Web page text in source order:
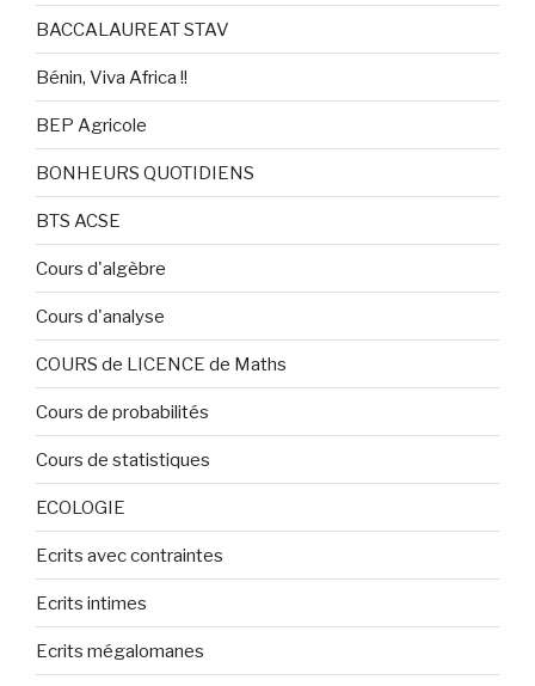
BACCALAUREAT STAV
Bénin, Viva Africa !!
BEP Agricole
BONHEURS QUOTIDIENS
BTS ACSE
Cours d'algèbre
Cours d'analyse
COURS de LICENCE de Maths
Cours de probabilités
Cours de statistiques
ECOLOGIE
Ecrits avec contraintes
Ecrits intimes
Ecrits mégalomanes